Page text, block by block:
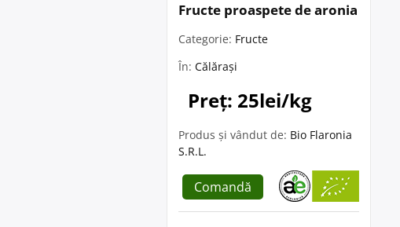
Fructe proaspete de aronia
Categorie: Fructe
În: Călărași
Preț: 25lei/kg
Produs și vândut de: Bio Flaronia
S.R.L.
Comandă